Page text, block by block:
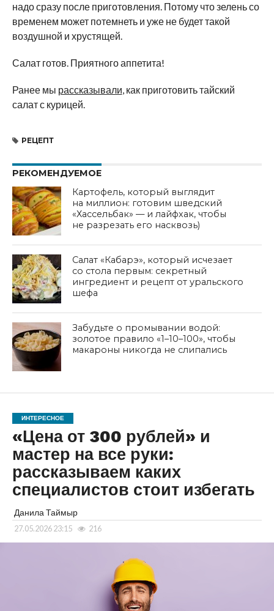
надо сразу после приготовления. Потому что зелень со
временем может потемнеть и уже не будет такой
воздушной и хрустящей.
Салат готов. Приятного аппетита!
Ранее мы рассказывали, как приготовить тайский
салат с курицей.
РЕЦЕПТ
РЕКОМЕНДУЕМОЕ
Картофель, который выглядит
на миллион: готовим шведский
«Хассельбак» — и лайфхак, чтобы
не разрезать его насквозь)
Салат «Кабарэ», который исчезает
со стола первым: секретный
ингредиент и рецепт от уральского
шефа
Забудьте о промывании водой:
золотое правило «1–10–100», чтобы
макароны никогда не слипались
ИНТЕРЕСНОЕ
«Цена от 300 рублей» и
мастер на все руки:
рассказываем каких
специалистов стоит избегать
Данила Таймыр
27.05.2026 23:15 216